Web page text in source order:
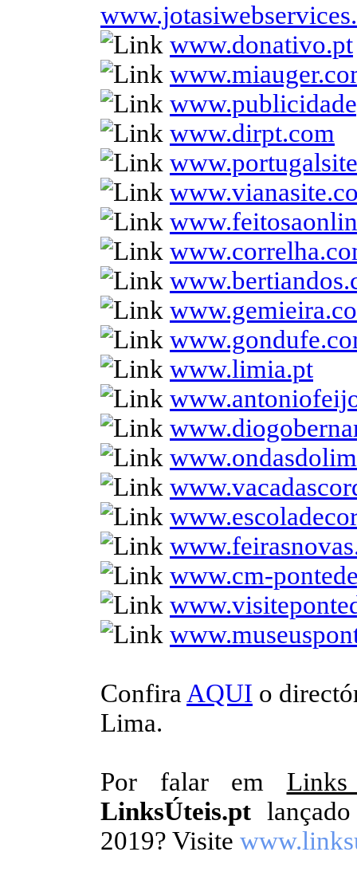
www.donativo.pt
www.dirpt.com
www.limia.pt
www.cm-
Confira AQUI o
Lima.
Por falar em
LinksÚteis.pt
2019? Visite